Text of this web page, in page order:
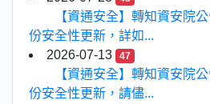
【資通安全】轉知資安院
份安全性更新，詳如...
2026-07-13
47
【資通安全】轉知資安院
份安全性更新，請儘...